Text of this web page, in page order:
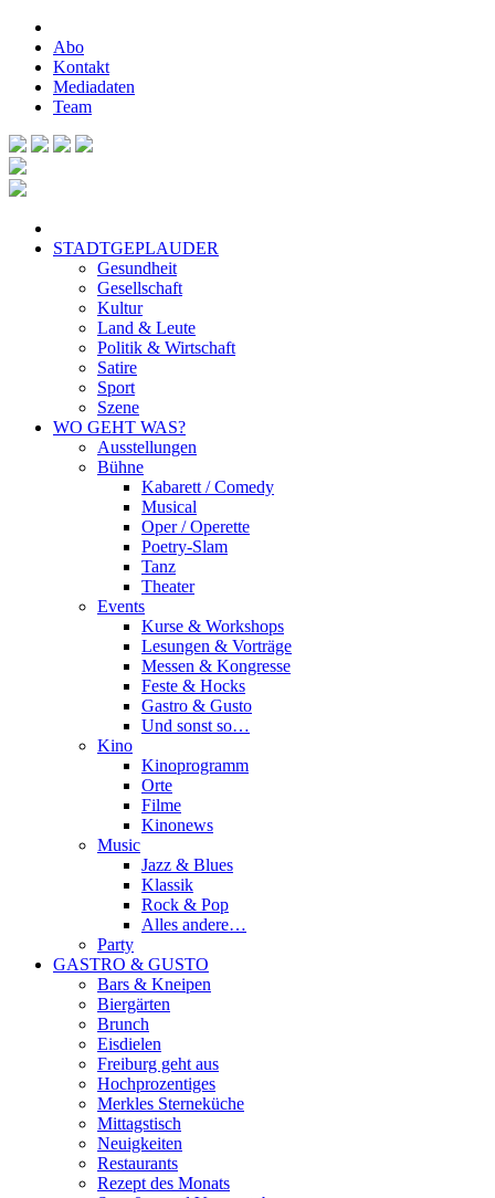
Abo
Kontakt
Mediadaten
Team
STADTGEPLAUDER
Gesundheit
Gesellschaft
Kultur
Land & Leute
Politik & Wirtschaft
Satire
Sport
Szene
WO GEHT WAS?
Ausstellungen
Bühne
Kabarett / Comedy
Musical
Oper / Operette
Poetry-Slam
Tanz
Theater
Events
Kurse & Workshops
Lesungen & Vorträge
Messen & Kongresse
Feste & Hocks
Gastro & Gusto
Und sonst so…
Kino
Kinoprogramm
Orte
Filme
Kinonews
Music
Jazz & Blues
Klassik
Rock & Pop
Alles andere…
Party
GASTRO & GUSTO
Bars & Kneipen
Biergärten
Brunch
Eisdielen
Freiburg geht aus
Hochprozentiges
Merkles Sterneküche
Mittagstisch
Neuigkeiten
Restaurants
Rezept des Monats